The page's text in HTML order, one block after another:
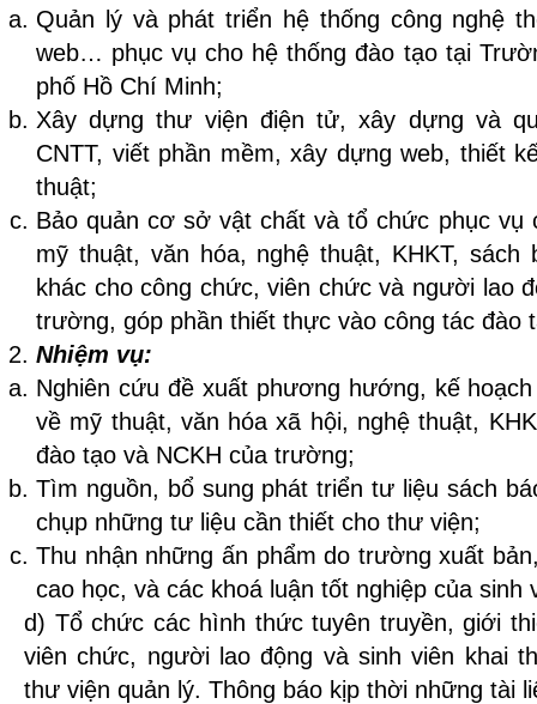
Quản lý và phát triển hệ thống công nghệ
web… phục vụ cho hệ thống đào tạo tại
phố Hồ Chí Minh;
Xây dựng thư viện điện tử, xây dựng và
CNTT, viết phần mềm, xây dựng web, thiết
thuật;
Bảo quản cơ sở vật chất và tổ chức phục vụ
mỹ thuật, văn hóa, nghệ thuật, KHKT,
khác cho công chức, viên chức và người lao
trường, góp phần thiết thực vào công tác đào
Nhiệm vụ:
Nghiên cứu đề xuất phương hướng, kế
về mỹ thuật, văn hóa xã hội, nghệ thuật,
đào tạo và NCKH của trường;
Tìm nguồn, bổ sung phát triển tư liệu sách
chụp những tư liệu cần thiết cho thư viện;
Thu nhận những ấn phẩm do trường xuất
cao học, và các khoá luận tốt nghiệp của sinh
d) Tổ chức các hình thức tuyên truyền, giới
viên chức, người lao động và sinh viên khai
thư viện quản lý. Thông báo kịp thời những tài